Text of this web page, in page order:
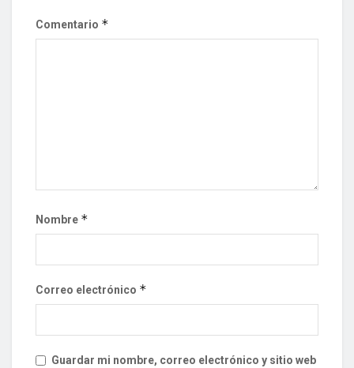
Comentario *
Nombre *
Correo electrónico *
Guardar mi nombre, correo electrónico y sitio web